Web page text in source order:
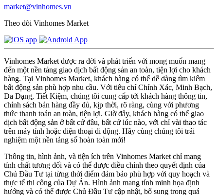
market@vinhomes.vn
Theo dõi Vinhomes Market
Vinhomes Market được ra đời và phát triển với mong muốn mang
đến một nền tảng giao dịch bất động sản an toàn, tiện lợi cho khách
hàng. Tại Vinhomes Market, khách hàng có thể dễ dàng tìm kiếm
bất động sản phù hợp nhu cầu. Với tiêu chí Chính Xác, Minh Bạch,
Đa Dạng, Tiết Kiệm, chúng tôi cung cấp tới khách hàng thông tin,
chính sách bán hàng đầy đủ, kịp thời, rõ ràng, cùng với phương
thức thanh toán an toàn, tiện lợi. Giờ đây, khách hàng có thể giao
dịch bất động sản ở bất cứ đâu, bất cứ lúc nào, với chỉ vài thao tác
trên máy tính hoặc điện thoại di động. Hãy cùng chúng tôi trải
nghiệm một nền tảng số hoàn toàn mới!
Thông tin, hình ảnh, và tiện ích trên Vinhomes Market chỉ mang
tính chất tương đối và có thể được điều chỉnh theo quyết định của
Chủ Đầu Tư tại từng thời điểm đảm bảo phù hợp với quy hoạch và
thực tế thi công của Dự Án. Hình ảnh mang tính minh họa định
hướng và có thể được Chủ Đầu Tư cập nhật, bổ sung trong quá